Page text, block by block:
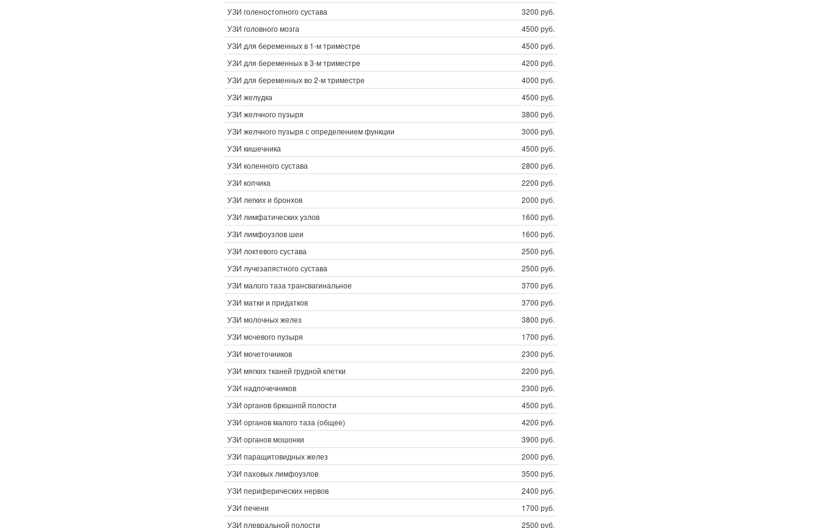
УЗИ голеностопного сустава
3200 руб.
УЗИ головного мозга
4500 руб.
УЗИ для беременных в 1-м триместре
4500 руб.
УЗИ для беременных в 3-м триместре
4200 руб.
УЗИ для беременных во 2-м триместре
4000 руб.
УЗИ желудка
4500 руб.
УЗИ желчного пузыря
3800 руб.
УЗИ желчного пузыря с определением функции
3000 руб.
УЗИ кишечника
4500 руб.
УЗИ коленного сустава
2800 руб.
УЗИ копчика
2200 руб.
УЗИ легких и бронхов
2000 руб.
УЗИ лимфатических узлов
1600 руб.
УЗИ лимфоузлов шеи
1600 руб.
УЗИ локтевого сустава
2500 руб.
УЗИ лучезапястного сустава
2500 руб.
УЗИ малого таза трансвагинальное
3700 руб.
УЗИ матки и придатков
3700 руб.
УЗИ молочных желез
3800 руб.
УЗИ мочевого пузыря
1700 руб.
УЗИ мочеточников
2300 руб.
УЗИ мягких тканей грудной клетки
2200 руб.
УЗИ надпочечников
2300 руб.
УЗИ органов брюшной полости
4500 руб.
УЗИ органов малого таза (общее)
4200 руб.
УЗИ органов мошонки
3900 руб.
УЗИ паращитовидных желез
2000 руб.
УЗИ паховых лимфоузлов
3500 руб.
УЗИ периферических нервов
2400 руб.
УЗИ печени
1700 руб.
УЗИ плевральной полости
2500 руб.